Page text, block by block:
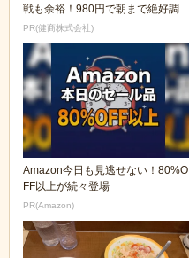
戦も余裕！980円で朝まで絶好調
PR(健商株式会社)
Amazon今日も見逃せない！80%O
FF以上が続々登場
PR(Amazon)